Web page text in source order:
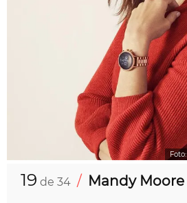
Foto:
19 de 34 / Mandy Moore